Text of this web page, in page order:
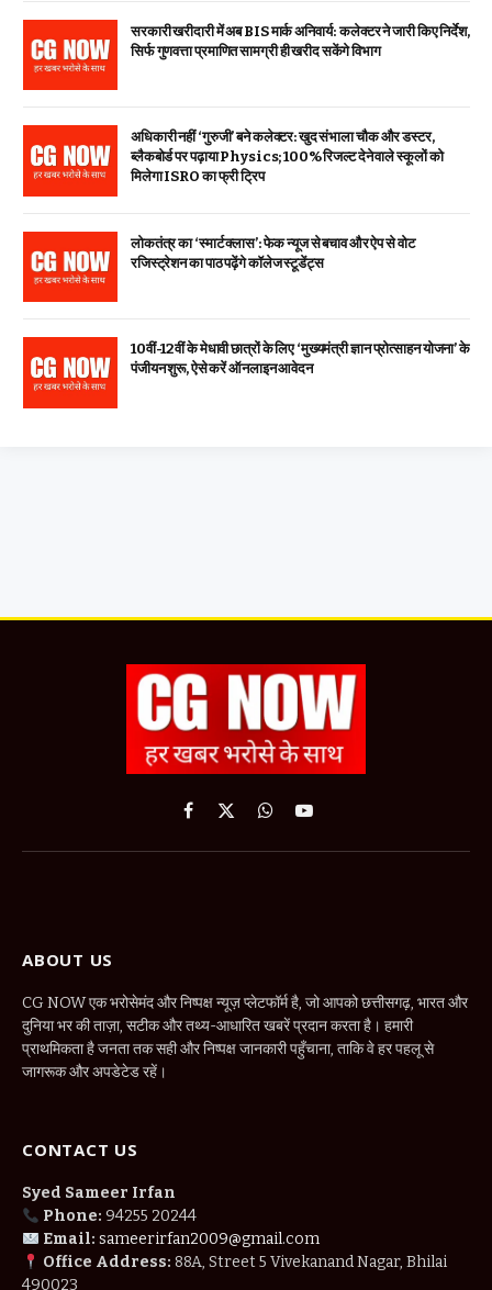
सरकारी खरीदारी में अब BIS मार्क अनिवार्य: कलेक्टर ने जारी किए निर्देश,
सिर्फ गुणवत्ता प्रमाणित सामग्री ही खरीद सकेंगे विभाग
अधिकारी नहीं ‘गुरुजी’ बने कलेक्टर: खुद संभाला चौक और डस्टर,
ब्लैकबोर्ड पर पढ़ाया Physics; 100% रिजल्ट देने वाले स्कूलों को
मिलेगा ISRO का फ्री ट्रिप
लोकतंत्र का ‘स्मार्ट क्लास’: फेक न्यूज से बचाव और ऐप से वोट
रजिस्ट्रेशन का पाठ पढ़ेंगे कॉलेज स्टूडेंट्स
10वीं-12वीं के मेधावी छात्रों के लिए ‘मुख्यमंत्री ज्ञान प्रोत्साहन योजना’ के
पंजीयन शुरू, ऐसे करें ऑनलाइन आवेदन
Facebook
X
WhatsApp
YouTube
ABOUT US
CG NOW एक भरोसेमंद और निष्पक्ष न्यूज़ प्लेटफॉर्म है, जो आपको छत्तीसगढ़, भारत और
दुनिया भर की ताज़ा, सटीक और तथ्य-आधारित खबरें प्रदान करता है। हमारी
प्राथमिकता है जनता तक सही और निष्पक्ष जानकारी पहुँचाना, ताकि वे हर पहलू से
जागरूक और अपडेटेड रहें।
CONTACT US
Syed Sameer Irfan
Phone: 94255 20244
Email: sameerirfan2009@gmail.com
Office Address: 88A, Street 5 Vivekanand Nagar, Bhilai
490023